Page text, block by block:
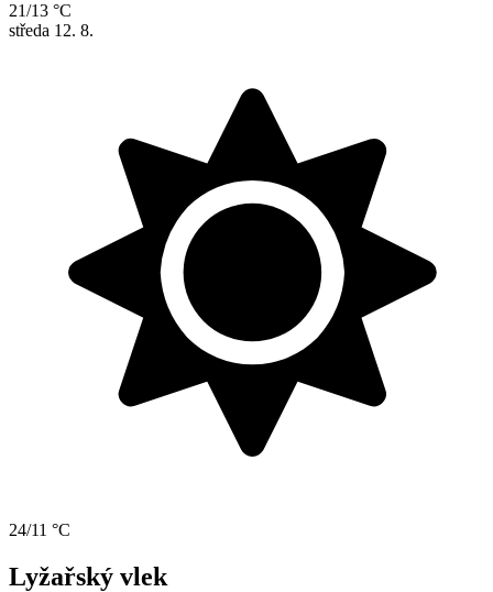
21/13 °C
středa 12. 8.
24/11 °C
Lyžařský vlek